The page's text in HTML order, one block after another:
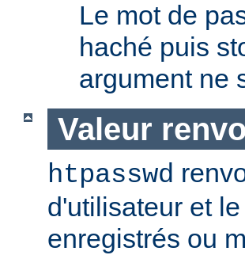
Le mot de
haché puis
argument ne
Valeur
htpasswd
d'utilisateur et
enregistrés ou